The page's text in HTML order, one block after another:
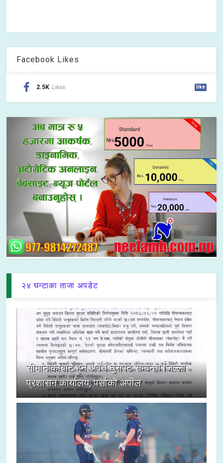
Facebook Likes
2.5K Likes like
२४ घन्टाका ताजा अपडेट
सीमानाकाबाट हुने अवैध घुसपैठ सम्बन्धी जिल्ला
प्रशासन कार्यालय, पर्साको अपील